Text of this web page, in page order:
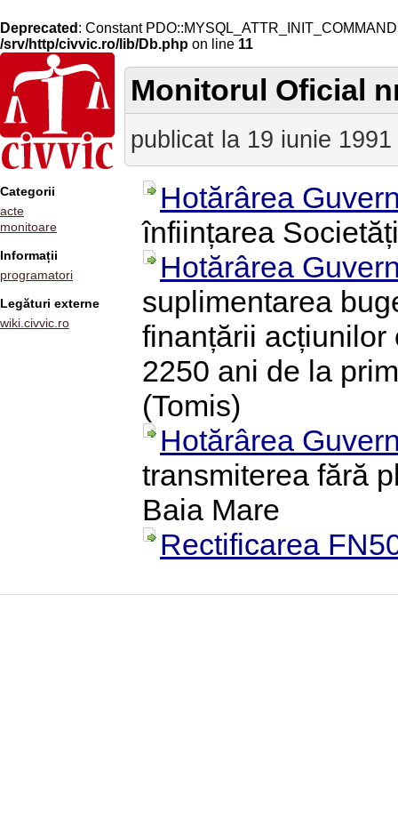
Deprecated : Constant
/srv/http/civvic.ro/lib/Db.php on line 11
Categorii
acte
monitoare
Informații
programatori
Legături externe
wiki.civvic.ro
Monitorul Oficial
publicat la 19 iunie 1991
Hotărârea
înființarea
Hotărârea
suplimentarea
finanțării
2250 ani de la
(Tomis)
Hotărârea
transmiterea fără
Baia Mare
Rectificarea